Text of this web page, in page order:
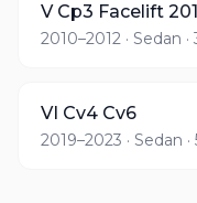
V Cp3 Facelift
2010–2012 · Sedan
VI Cv4 Cv6
2019–2023 · Sedan